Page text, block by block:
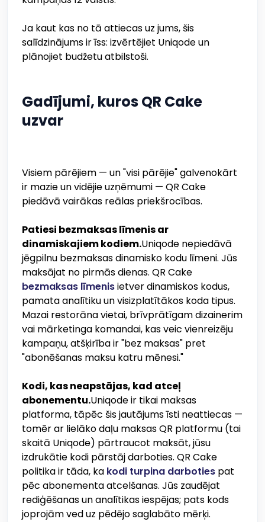
Ja kaut kas no tā attiecas uz jums, šis
salīdzinājums ir īss: izvērtējiet Uniqode un
plānojiet budžetu atbilstoši.
Gadījumi, kuros QR Cake
uzvar
Visiem pārējiem — un "visi pārējie" galvenokārt
ir mazie un vidējie uzņēmumi — QR Cake
piedāvā vairākas reālas priekšrocības.
Patiesi bezmaksas līmenis ar
dinamiskajiem kodiem.Uniqode nepiedāvā
jēgpilnu bezmaksas dinamisko kodu līmeni. Jūs
maksājat no pirmās dienas. QR Cake
bezmaksas līmenisietver dinamiskos kodus,
pamata analītiku un visizplatītākos koda tipus.
Mazai restorāna vietai, brīvprātīgam dizainerim
vai mārketinga komandai, kas veic vienreizēju
kampaņu, atšķirība ir "bez maksas" pret
"abonēšanas maksu katru mēnesi."
Kodi, kas neapstājas, kad atceļ
abonementu.Uniqode ir tikai maksas
platforma, tāpēc šis jautājums īsti neattiecas —
tomēr ar lielāko daļu maksas QR platformu (tai
skaitā Uniqode) pārtraucot maksāt, jūsu
izdrukātie kodi pārstāj darboties. QR Cake
politika ir tāda, ka kodi turpina darboties pat
pēc abonementa atcelšanas. Jūs zaudējat
rediģēšanas un analītikas iespējas; pats kods
joprojām ved uz pēdējo saglabāto mērķi.